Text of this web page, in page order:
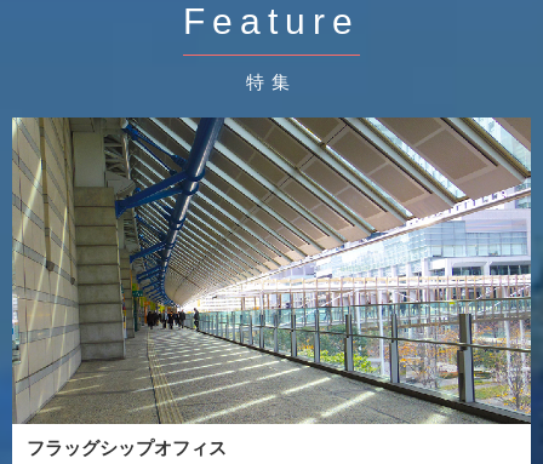
Feature
特集
フラッグシップオフィス